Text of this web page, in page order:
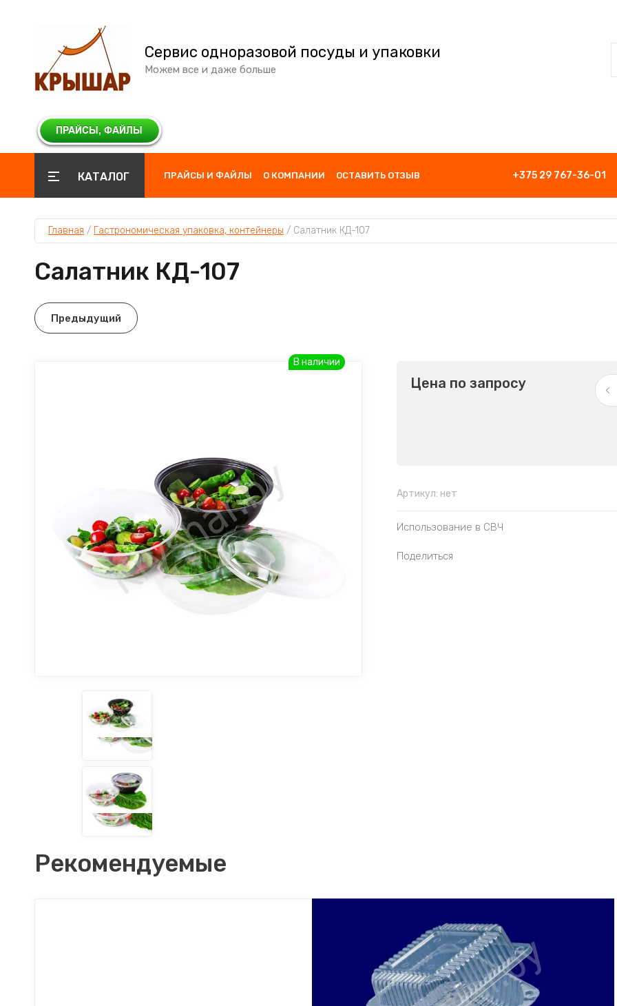
Сервис одноразовой посуды и упаковки
Можем все и даже больше
КАТАЛОГ ПРАЙСЫ И ФАЙЛЫ О КОМПАНИИ ОСТАВИТЬ ОТЗЫВ +375 29 767-36-01
Главная / Гастрономическая упаковка, контейнеры / Салатник КД-107
Салатник КД-107
Предыдущий
В наличии
Цена по запросу
Артикул: нет
Использование в СВЧ
Поделиться
Рекомендуемые